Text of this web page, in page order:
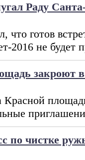
Раду
что готов
2016 не будет
закроют
Красной
по чистке